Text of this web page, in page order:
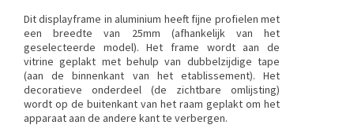
Dit displayframe in aluminium heeft fijne profielen met
een breedte van 25mm (afhankelijk van het
geselecteerde model). Het frame wordt aan de
vitrine geplakt met behulp van dubbelzijdige tape
(aan de binnenkant van het etablissement). Het
decoratieve onderdeel (de zichtbare omlijsting)
wordt op de buitenkant van het raam geplakt om het
apparaat aan de andere kant te verbergen.